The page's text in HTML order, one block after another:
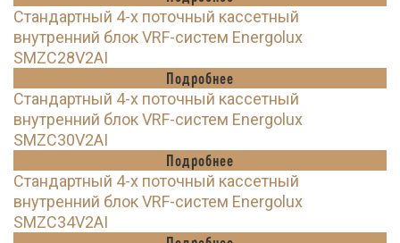
Стандартный 4-х поточный кассетный
внутренний блок VRF-систем Energolux
SMZC28V2AI
Подробнее
Стандартный 4-х поточный кассетный
внутренний блок VRF-систем Energolux
SMZC30V2AI
Подробнее
Стандартный 4-х поточный кассетный
внутренний блок VRF-систем Energolux
SMZC34V2AI